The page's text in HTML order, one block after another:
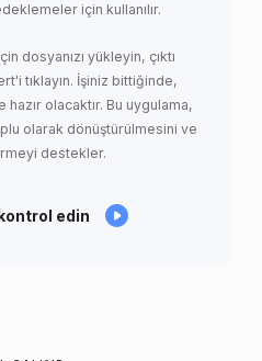
için kullanılır.
dosyanızı yükleyin, çıktı
tıklayın. İşiniz bittiğinde,
hazır olacaktır. Bu uygulama,
olarak dönüştürülmesini ve
destekler.
edin